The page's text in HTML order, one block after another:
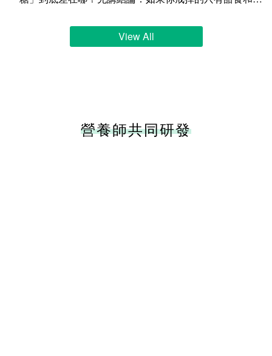
View All
營養師共同研發